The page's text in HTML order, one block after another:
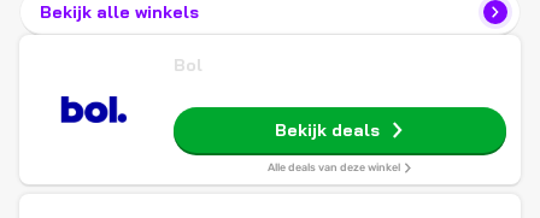
Bekijk alle winkels
Bol
Bekijk deals
Alle deals van deze winkel